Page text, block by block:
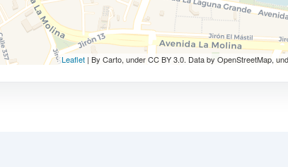
Leaflet | By Carto, under CC BY 3.0. Data by OpenStreetMap,